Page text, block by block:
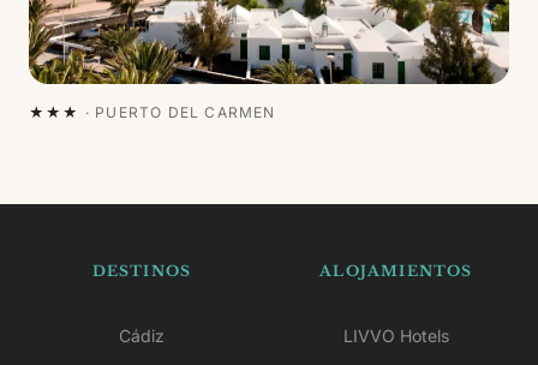
★★★ · PUERTO DEL CARMEN
DESTINOS
Cádiz
ALOJAMIENTOS
LIVVO Hotels